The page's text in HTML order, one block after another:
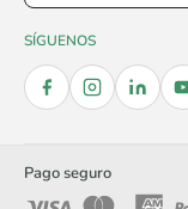
SÍGUENOS
Pago seguro